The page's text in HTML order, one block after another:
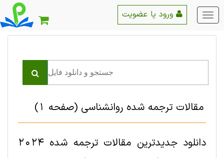
منو
اصلی
مقالات ترجمه شده روانشناسی (صفحه 1)
دانلود جدیدترین مقالات ترجمه شده 2024